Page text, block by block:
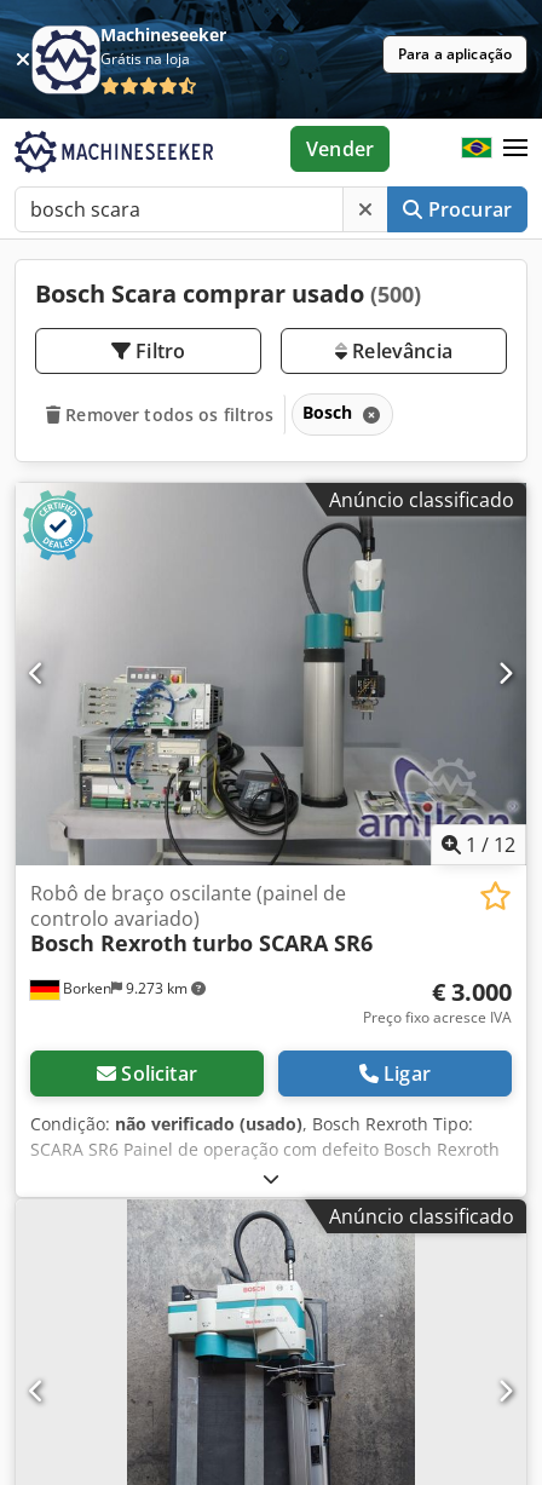
Machineseeker
Grátis na loja Para a aplicação
Procurar
Vender
Bosch Scara comprar usado (500)
Filtro Relevância
Remover todos os filtros Bosch
Anúncio classificado
1 / 12
Borken 9.273 km
Robô de braço oscilante (painel de
controlo avariado)
Bosch Rexroth turbo SCARA SR6
€ 3.000
Preço fixo acresce IVA
Solicitar Ligar
Condição: não verificado (usado), Bosch Rexroth Tipo:
SCARA SR6 Painel de operação com defeito Bosch Rexroth
braço robótico articulado turbo SCARA SR6 com unidade
de controle Carga nominal: 2 kg Codezh U R Ropfx Aiyerf
Carga máxima (bucha Ø 20 mm): 5 kg Carga máxima
(bucha Ø 25 mm): 8 kg Momento de inércia máximo
nominal (eixo 4): 500 kgcm² Momento de inércia máximo
(eixo 4): 1000 kgcm² Força horizontal, contínua/máxima:
60/150 N Força vertical, contínua/máxima: 200/300 N
Torque (eixo 4), nominal/máx.: 5/10 Nm Condição: usado
Conteúdo da entrega: (ver imagem) (Sujeito a alterações e
possíveis erros nos dados técnicos!) Para mais
informações, estamos à disposição por telefone.
Anúncio classificado